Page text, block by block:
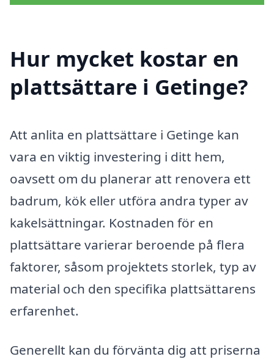
Hur mycket kostar en
plattsättare i Getinge?
Att anlita en plattsättare i Getinge kan
vara en viktig investering i ditt hem,
oavsett om du planerar att renovera ett
badrum, kök eller utföra andra typer av
kakelsättningar. Kostnaden för en
plattsättare varierar beroende på flera
faktorer, såsom projektets storlek, typ av
material och den specifika plattsättarens
erfarenhet.
Generellt kan du förvänta dig att priserna